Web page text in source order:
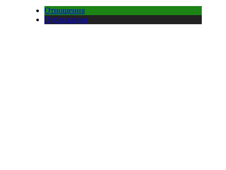
Отношения
Публикации